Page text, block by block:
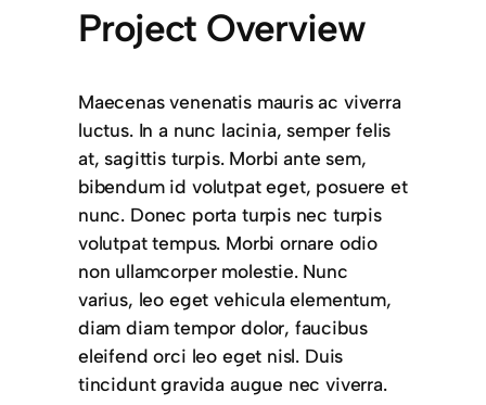
Project Overview
Maecenas venenatis mauris ac viverra
luctus. In a nunc lacinia, semper felis
at, sagittis turpis. Morbi ante sem,
bibendum id volutpat eget, posuere et
nunc. Donec porta turpis nec turpis
volutpat tempus. Morbi ornare odio
non ullamcorper molestie. Nunc
varius, leo eget vehicula elementum,
diam diam tempor dolor, faucibus
eleifend orci leo eget nisl. Duis
tincidunt gravida augue nec viverra.